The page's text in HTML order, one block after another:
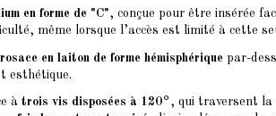
en forme de "C", conçue pour être insérée
même lorsque l’accès est limité à cette
rosace en laiton de forme hémisphérique par-
esthétique.
à trois vis disposées à 120° , qui traversent la